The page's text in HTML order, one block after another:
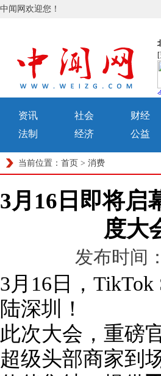
中闻网欢迎您！
资讯 社会 财经
法制
经济 公益
当前位置： 首页 > 消费
3月16日即将启
度大
发布时间
3月16日，
陆深圳！
此次大会，重磅
超级头部商家到